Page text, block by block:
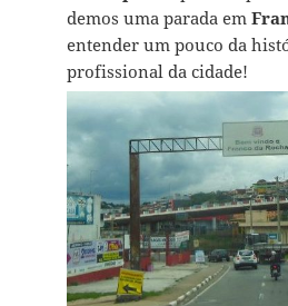
demos uma parada em
entender um pouco da
profissional da cidade!